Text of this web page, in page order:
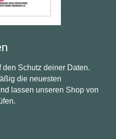
Schutz deiner Daten.
die neuesten
lassen unseren Shop von